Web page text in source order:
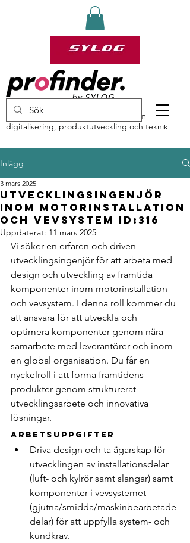
profinder by Sylog – specialister inom
digitalisering, produktutveckling och teknik
Inlägg
Utvecklingsingenjör
inom motorinstallation
och vevsystem ID:316
3 mars 2025
Uppdaterat: 11 mars 2025
Vi söker en erfaren och driven
utvecklingsingenjör för att arbeta med
design och utveckling av framtida
komponenter inom motorinstallation
och vevsystem. I denna roll kommer du
att ansvara för att utveckla och
optimera komponenter genom nära
samarbete med leverantörer och inom
en global organisation. Du får en
nyckelroll i att forma framtidens
produkter genom strukturerat
utvecklingsarbete och innovativa
lösningar.
Arbetsuppgifter
Driva design och ta ägarskap för
utvecklingen av installationsdelar
(luft- och kylrör samt slangar) samt
komponenter i vevsystemet
(gjutna/smidda/maskinbearbetade
delar) för att uppfylla system- och
kundkrav.